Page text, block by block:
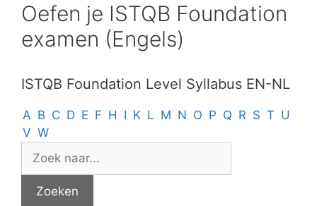
Oefen je ISTQB Foundation
examen (Engels)
ISTQB Foundation Level Syllabus EN-NL
A B C D E F H I K L M N O P Q R S T U
V W